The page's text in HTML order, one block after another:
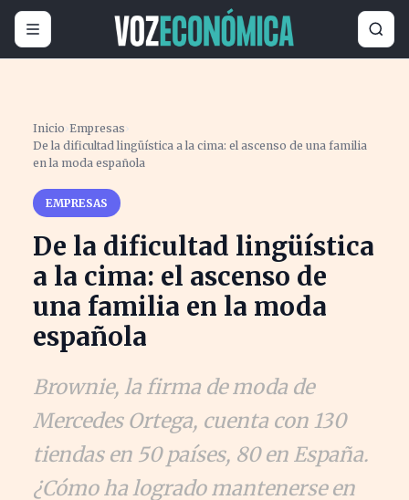
Inicio ›Empresas ›
De la dificultad lingüística a la cima: el ascenso de una familia
en la moda española
EMPRESAS
De la dificultad lingüística
a la cima: el ascenso de
una familia en la moda
española
Brownie, la firma de moda de
Mercedes Ortega, cuenta con 130
tiendas en 50 países, 80 en España.
¿Cómo ha logrado mantenerse en